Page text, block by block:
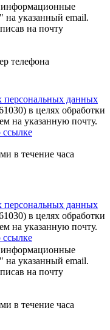
информационные
указанный email.
на почту
телефона
персональных данных
в целях обработки
на указанную почту.
ссылке
в течение часа
персональных данных
в целях обработки
на указанную почту.
ссылке
информационные
указанный email.
на почту
в течение часа